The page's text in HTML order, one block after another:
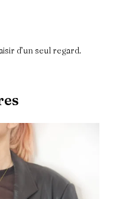
d’un seul regard.